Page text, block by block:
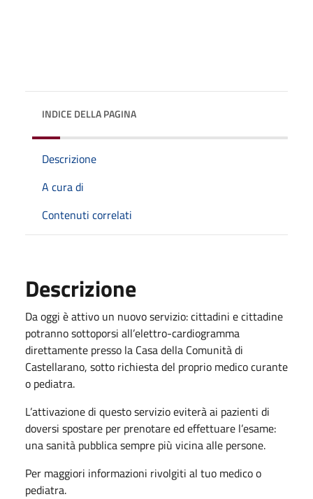
INDICE DELLA PAGINA
Descrizione
A cura di
Contenuti correlati
Descrizione
Da oggi è attivo un nuovo servizio: cittadini e cittadine
potranno sottoporsi all’elettro-cardiogramma
direttamente presso la Casa della Comunità di
Castellarano, sotto richiesta del proprio medico curante
o pediatra.
L’attivazione di questo servizio eviterà ai pazienti di
doversi spostare per prenotare ed effettuare l’esame:
una sanità pubblica sempre più vicina alle persone.
Per maggiori informazioni rivolgiti al tuo medico o
pediatra.